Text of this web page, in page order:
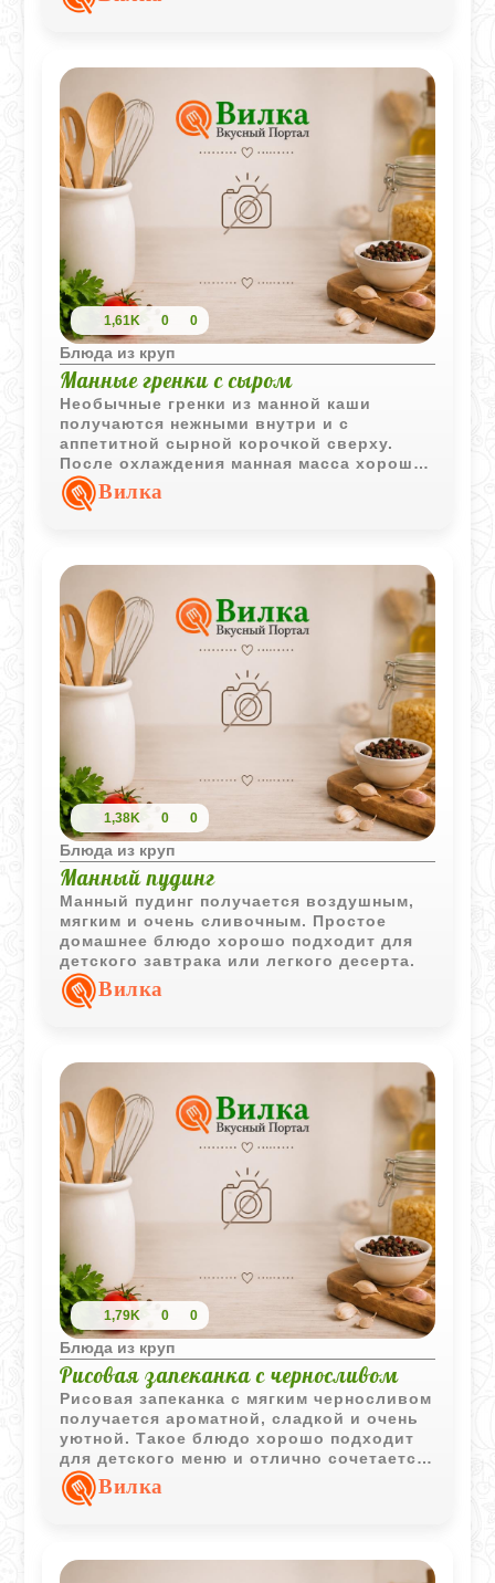
завтрака.
1,61K 0 0
Блюда из круп
Манные гренки с сыром
Необычные гренки из манной каши
получаются нежными внутри и с
аппетитной сырной корочкой сверху.
После охлаждения манная масса хорошо
держит форму и легко превращается в
аккуратные кружочки для запекания.
Вилка
1,38K 0 0
Блюда из круп
Манный пудинг
Манный пудинг получается воздушным,
мягким и очень сливочным. Простое
домашнее блюдо хорошо подходит для
детского завтрака или легкого десерта.
Вилка
1,79K 0 0
Блюда из круп
Рисовая запеканка с черносливом
Рисовая запеканка с мягким черносливом
получается ароматной, сладкой и очень
уютной. Такое блюдо хорошо подходит
для детского меню и отлично сочетается
с фруктовым сиропом из
черносливового отвара.
Вилка